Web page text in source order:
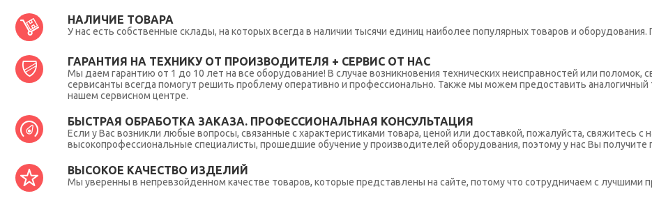
НАЛИЧИЕ ТОВАРА
У нас есть собственные склады, на которых всегда в наличии тысячи единиц наиболее популярных товаров и оборудования.
ГАРАНТИЯ НА ТЕХНИКУ ОТ ПРОИЗВОДИТЕЛЯ + СЕРВИС ОТ НАС
Мы даем гарантию от 1 до 10 лет на все оборудование! В случае возникновения технических неисправностей или поломок,
сервисанты всегда помогут решить проблему оперативно и профессионально. Также мы можем предоставить аналогичный
нашем сервисном центре.
БЫСТРАЯ ОБРАБОТКА ЗАКАЗА. ПРОФЕССИОНАЛЬНАЯ КОНСУЛЬТАЦИЯ
Если у Вас возникли любые вопросы, связанные с характеристиками товара, ценой или доставкой, пожалуйста, свяжитесь с
высокопрофессиональные специалисты, прошедшие обучение у производителей оборудования, поэтому у нас Вы
ВЫСОКОЕ КАЧЕСТВО ИЗДЕЛИЙ
Мы уверенны в непревзойденном качестве товаров, которые представлены на сайте, потому что сотрудничаем с лучшими